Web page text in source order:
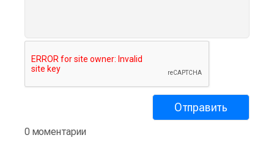
0 моментарии